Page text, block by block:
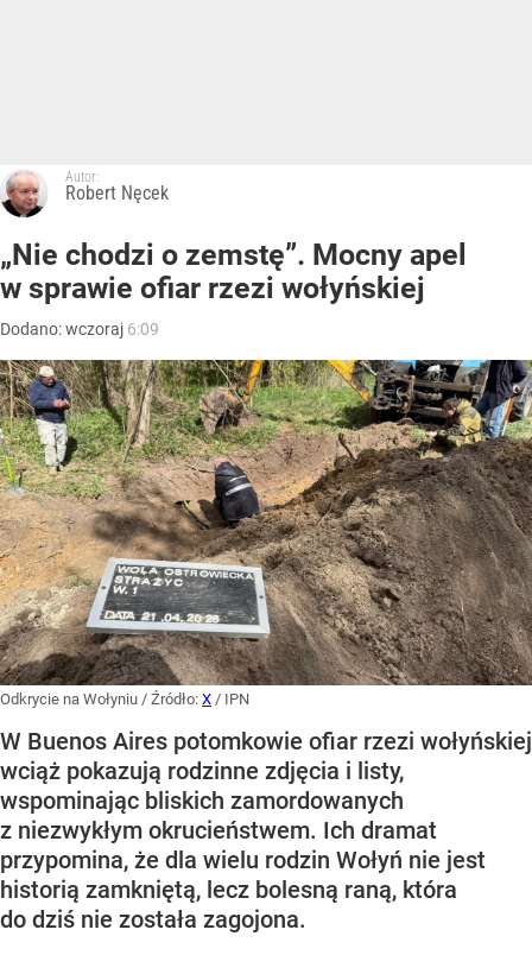
Autor:
Robert Nęcek
„Nie chodzi o zemstę”. Mocny apel
w sprawie ofiar rzezi wołyńskiej
Dodano:wczoraj 6:09
Odkrycie na Wołyniu / Źródło: X / IPN
W Buenos Aires potomkowie ofiar rzezi wołyńskiej
wciąż pokazują rodzinne zdjęcia i listy,
wspominając bliskich zamordowanych
z niezwykłym okrucieństwem. Ich dramat
przypomina, że dla wielu rodzin Wołyń nie jest
historią zamkniętą, lecz bolesną raną, która
do dziś nie została zagojona.